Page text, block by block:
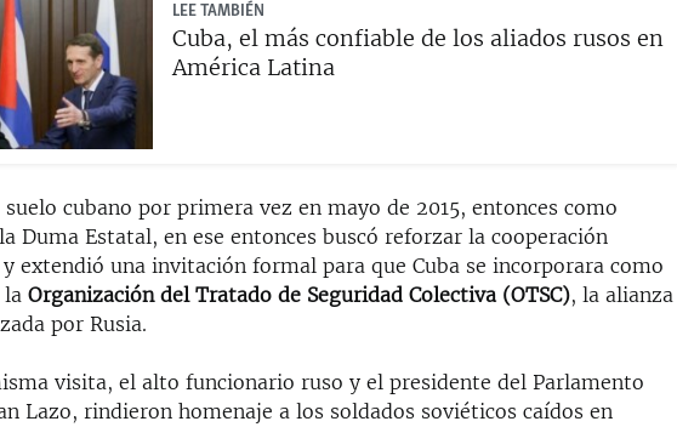
LEE TAMBIÉN
Cuba, el más confiable de los aliados rusos en
América Latina
cubano por primera vez en mayo de 2015, entonces como
Duma Estatal, en ese entonces buscó reforzar la cooperación
extendió una invitación formal para que Cuba se incorporara como
la Organización del Tratado de Seguridad Colectiva (OTSC), la alianza
por Rusia.
visita, el alto funcionario ruso y el presidente del Parlamento
Lazo, rindieron homenaje a los soldados soviéticos caídos en